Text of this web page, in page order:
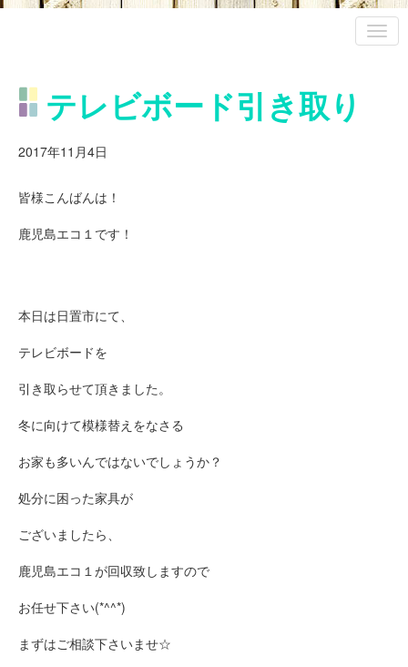
テレビボード引き取り
2017年11月4日
皆様こんばんは！
鹿児島エコ１です！
本日は日置市にて、
テレビボードを
引き取らせて頂きました。
冬に向けて模様替えをなさる
お家も多いんではないでしょうか？
処分に困った家具が
ございましたら、
鹿児島エコ１が回収致しますので
お任せ下さい(*^^*)
まずはご相談下さいませ☆